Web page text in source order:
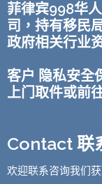
菲律宾998华
司，持有移民
政府相关行业
客户 隐私安全
上门取件或前
Contact 联
欢迎联系咨询我们